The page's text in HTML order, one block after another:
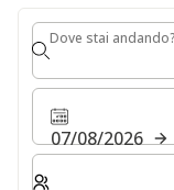
Dove stai
Dove stai andando?
07/08/2026
Selezionare il